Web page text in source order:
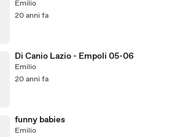
Emilio
20 anni fa
Di Canio Lazio - Empoli 05-06
Emilio
20 anni fa
funny babies
Emilio